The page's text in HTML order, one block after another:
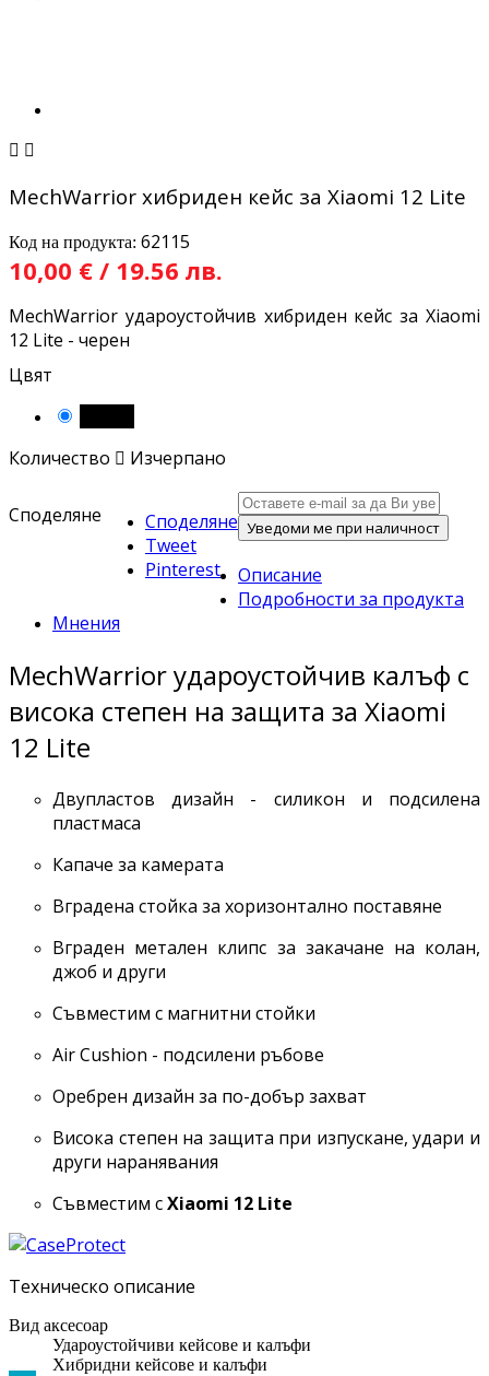
 
MechWarrior хибриден кейс за Xiaomi 12 Lite
Код на продукта: 62115
10,00 € / 19.56 лв.
MechWarrior удароустойчив хибриден кейс за Xiaomi
12 Lite - черен
Цвят
Количество  Изчерпано
Споделяне
Споделяне
Tweet
Pinterest
Уведоми ме при наличност
Описание
Подробности за продукта
Мнения
MechWarrior удароустойчив калъф с
висока степен на защита за Xiaomi
12 Lite
Двупластов дизайн - силикон и подсилена
пластмаса
Капаче за камерата
Вградена стойка за хоризонтално поставяне
Вграден метален клипс за закачане на колан,
джоб и други
Съвместим с магнитни стойки
Air Cushion - подсилени ръбове
Оребрен дизайн за по-добър захват
Висока степен на защита при изпускане, удари и
други наранявания
Съвместим сXiaomi 12 Lite
Техническо описание
Вид аксесоар
Удароустойчиви кейсове и калъфи
Хибридни кейсове и калъфи